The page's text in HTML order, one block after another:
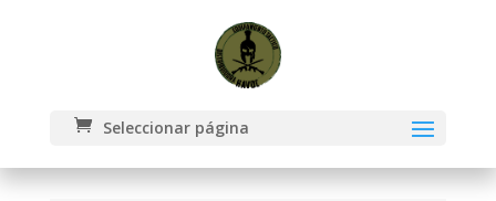
Seleccionar página